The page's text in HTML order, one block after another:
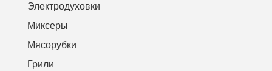
Электродуховки
Миксеры
Мясорубки
Грили